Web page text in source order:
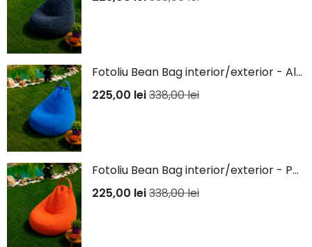
Fotoliu Bean Bag interior/exterior - Albastru
225,00 lei338,00lei
Fotoliu Bean Bag interior/exterior - Portocaliu
225,00 lei338,00lei